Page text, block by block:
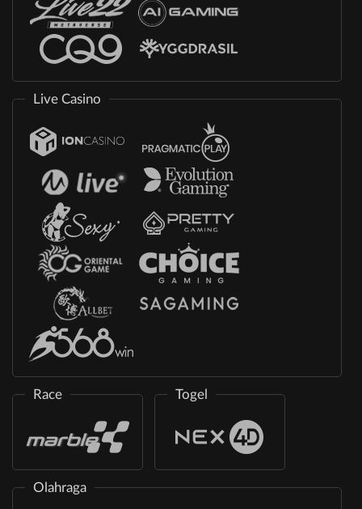
Live Casino
Race Togel
Olahraga